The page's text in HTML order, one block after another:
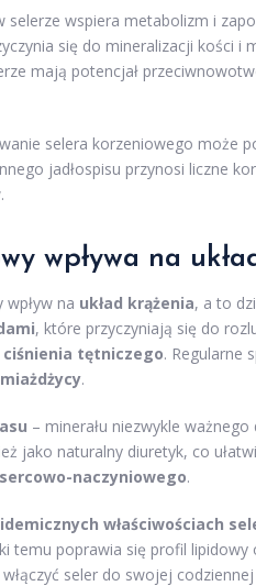
selerze wspiera metabolizm i
się do mineralizacji kości i
mają potencjał
selera korzeniowego może
jadłospisu przynosi liczne
wpływa na
na układ krążenia, a to
, które przyczyniają się do
ciśnienia tętniczego. Regularne
miażdżycy.
– minerału niezwykle
jako naturalny diuretyk, co
naczyniowego.
właściwościach
temu poprawia się profil
seler do swojej